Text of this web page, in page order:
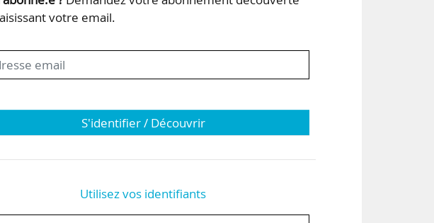
votre email.
S'identifier / Découvrir
Utilisez vos identifiants